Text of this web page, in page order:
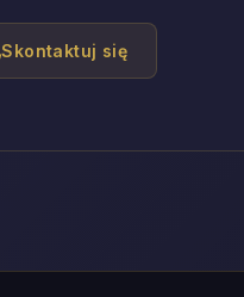
Skontaktuj się